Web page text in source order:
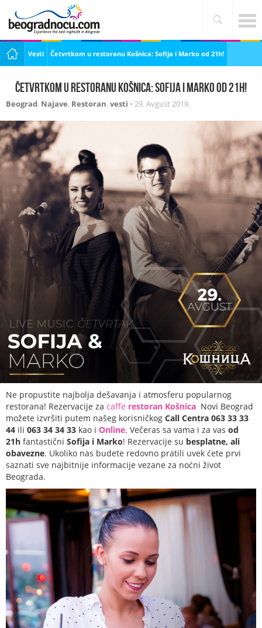
Vesti Četvrtkom u restoranu Košnica: Sofija i Marko od 21h!
Četvrtkom u restoranu Košnica: Sofija i Marko od 21h!
Beograd, Najave, Restoran, vesti • 29. Avgust 2019.
Ne propustite najbolja dešavanja i atmosferu popularnog
restorana! Rezervacije za caffe restoran Košnica Novi Beograd
možete izvršiti putem našeg korisničkog Call Centra 063 33 33
44 ili 063 34 34 33 kao i Online. Večeras sa vama i za vas od
21h fantastični Sofija i Marko! Rezervacije su besplatne, ali
obavezne. Ukoliko nas budete redovno pratili uvek ćete prvi
saznati sve najbitnije informacije vezane za noćni život
Beograda.